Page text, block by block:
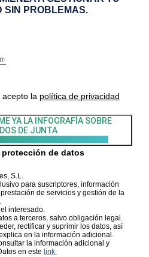
SIN PROBLEMAS.
la política de privacidad
YA LA INFOGRAFÍA SOBRE
DE JUNTA
de datos
S.L.
para suscriptores, información
de servicios y gestión de la
interesado.
a terceros, salvo obligación legal.
rectificar y suprimir los datos, así
en la información adicional.
la información adicional y
en este link